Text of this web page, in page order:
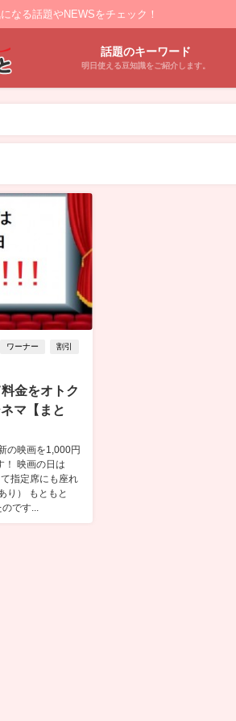
なる話題やNEWSをチェック！
話題のキーワード
明日使える豆知識をご紹介します。
ワーナー 割引
金をオトク
マ【まと
の映画を1,000円
！ 映画の日は
指定席にも座れ
り） もともと
です...